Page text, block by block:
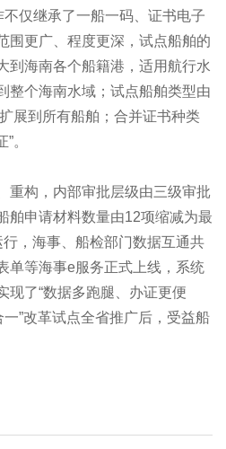
不仅继承了一船一码、证书电子
围更广、程度更深，试点船舶的
到海南各个船籍港，适用航行水
整个海南水域；试点船舶类型由
扩展到所有船舶；合并证书种类
。
重构，内部审批层级由三级审批
舶申请材料数量由12项缩减为最
，海事、船检部门数据互通共
单等海事e服务正式上线，系统
现了“数据多跑腿、办证更便
一”改革试点全省推广后，受益船